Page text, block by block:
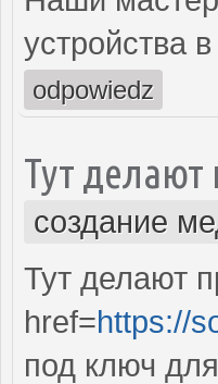
устройства
odpowiedz
Тут
создание
Тут делают
href=https://
под ключ